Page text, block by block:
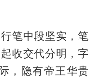
笔中段坚实，笔
收交代分明，字
，隐有帝王华贵